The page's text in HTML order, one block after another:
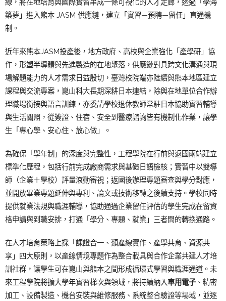
線，將在地培育與國際實習串成一條可視化的人才走廊，透過「學海
築夢」進入熊本 JASM 供應鏈，建立「實習—預聘—留任」直通機
制。
近年來熊本JASM投產後，地方政府、高校與企業強化「產學研」協
作，形塑半導體與先進製造的在地聚落，供應鏈對具跨文化溝通與現
場解題能力的人才需求日益殷切，臺灣校院端亦陸續與熊本地區建立
課程與交流專案，崑山科大長期深耕日本連結，除與在地單位合作辦
理職場銜接與語言訓練，亦委請學校退休教師常駐日本協助實習輔導
與生活關照，從簽證、住宿、安全到醫療諮詢皆有機制化作業，讓學
生「專心學、安心住、放心做」。
為確保「學年制」的深度與完整性，工程學院在行前與返國兩端建立
標準化歷程，包括行前完成廠商需求與基礎日語檢核；實習中以雙導
師（企業＋學校）評量滾動審視；返國後辦理專題審查與學分對應，
並開放畢業專題延伸與專利、論文或技術移轉之後續支持。學校同時
提供就業法規與職涯輔導，協助通過企業留任評估的學生完成在留資
格申請與到職安排，打通「學分、專題、就業」三者間的轉換通路。
在人才培育策略上採「課證合一、類產線實作、產學共育、資源共
享」四大原則，以產線情境專題作為整合載具與合作企業共建人才培
訓社群，讓學生可在崑山與熊本之間形成循環式學習與職涯通道。未
來工程學院將擴大學年實習梯次與領域，將持續納入車用電子、精密
加工、設備製造、機台安裝與維修服務、系統整合驗證等場域，並逐